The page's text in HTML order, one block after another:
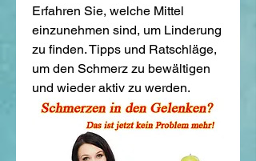
Erfahren Sie, welche Mittel
einzunehmen sind, um Linderung
zu finden. Tipps und Ratschläge,
um den Schmerz zu bewältigen
und wieder aktiv zu werden.